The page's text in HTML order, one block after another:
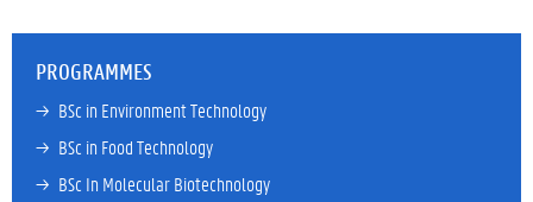
PROGRAMMES
→ BSc in Environment Technology
→ BSc in Food Technology
→ BSc In Molecular Biotechnology